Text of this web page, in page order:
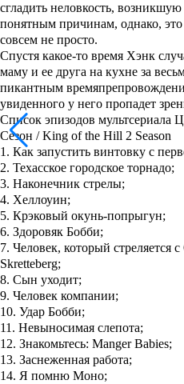
сгладить неловкость,
понятным причинам, однако, это
совсем не просто.
Спустя какое-то время Хэнк
маму и ее друга на кухне за
пикантным
увиденного у него пропадет
Список эпизодов мультсериала
Сезон / King of the Hill 2 Season
1. Как запустить винтовку с
2. Техасское городское торнадо;
3. Наконечник стрелы;
4. Хеллоуин;
5. Крэковый окунь-попрыгун;
6. Здоровяк Бобби;
7. Человек, который стреляется с
Skretteberg;
8. Сын уходит;
9. Человек компании;
10. Удар Бобби;
11. Невыносимая слепота;
12. Знакомьтесь: Manger Babies;
13. Заснеженная работа;
14. Я помню Моно;